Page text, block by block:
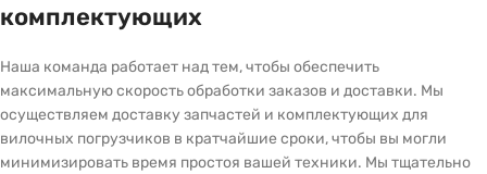
комплектующих
Наша команда работает над тем, чтобы обеспечить
максимальную скорость обработки заказов и доставки. Мы
осуществляем доставку запчастей и комплектующих для
вилочных погрузчиков в кратчайшие сроки, чтобы вы могли
минимизировать время простоя вашей техники. Мы тщательно